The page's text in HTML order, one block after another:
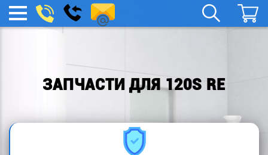
МЕНЮ
boylera@yandex.ru
Заказать
звонок
ЗАПЧАСТИ ДЛЯ 120S RE